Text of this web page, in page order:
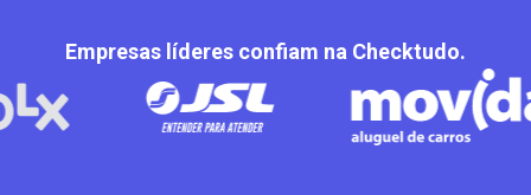
Empresas líderes confiam na Checktudo.